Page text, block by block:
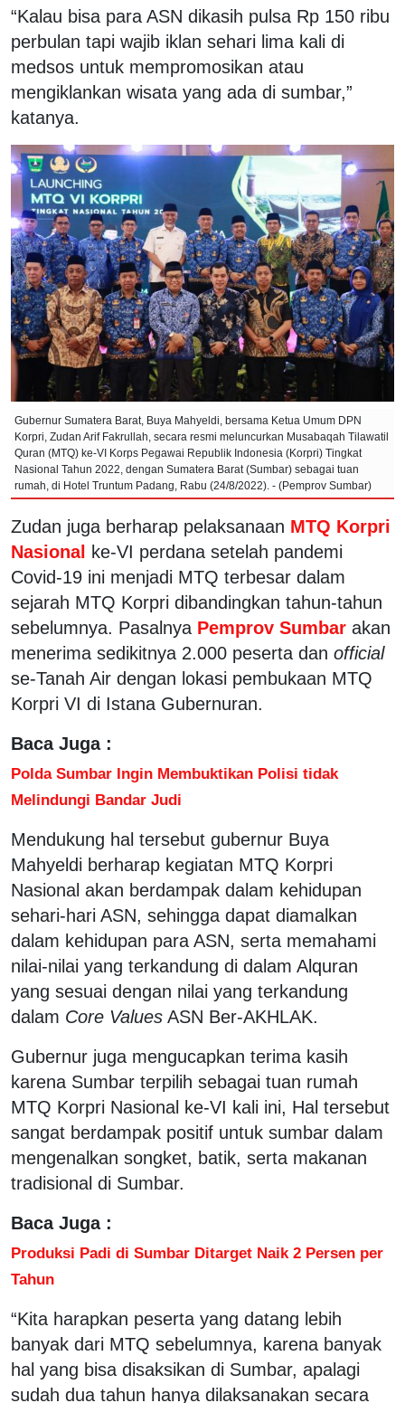
“Kalau bisa para ASN dikasih pulsa Rp 150 ribu
perbulan tapi wajib iklan sehari lima kali di
medsos untuk mempromosikan atau
mengiklankan wisata yang ada di sumbar,”
katanya.
Gubernur Sumatera Barat, Buya Mahyeldi, bersama Ketua Umum DPN
Korpri, Zudan Arif Fakrullah, secara resmi meluncurkan Musabaqah Tilawatil
Quran (MTQ) ke-VI Korps Pegawai Republik Indonesia (Korpri) Tingkat
Nasional Tahun 2022, dengan Sumatera Barat (Sumbar) sebagai tuan
rumah, di Hotel Truntum Padang, Rabu (24/8/2022). - (Pemprov Sumbar)
Zudan juga berharap pelaksanaan MTQ Korpri
Nasional
ke-VI perdana setelah pandemi
Covid-19 ini menjadi MTQ terbesar dalam
sejarah MTQ Korpri dibandingkan tahun-tahun
sebelumnya. Pasalnya Pemprov Sumbar akan
menerima sedikitnya 2.000 peserta dan official
se-Tanah Air dengan lokasi pembukaan MTQ
Korpri VI di Istana Gubernuran.
Baca Juga :
Polda Sumbar Ingin Membuktikan Polisi tidak
Melindungi Bandar Judi
Mendukung hal tersebut gubernur Buya
Mahyeldi berharap kegiatan MTQ Korpri
Nasional akan berdampak dalam kehidupan
sehari-hari ASN, sehingga dapat diamalkan
dalam kehidupan para ASN, serta memahami
nilai-nilai yang terkandung di dalam Alquran
yang sesuai dengan nilai yang terkandung
dalam Core Values ASN Ber-AKHLAK.
Gubernur juga mengucapkan terima kasih
karena Sumbar terpilih sebagai tuan rumah
MTQ Korpri Nasional ke-VI kali ini, Hal tersebut
sangat berdampak positif untuk sumbar dalam
mengenalkan songket, batik, serta makanan
tradisional di Sumbar.
Baca Juga :
Produksi Padi di Sumbar Ditarget Naik 2 Persen per
Tahun
“Kita harapkan peserta yang datang lebih
banyak dari MTQ sebelumnya, karena banyak
hal yang bisa disaksikan di Sumbar, apalagi
sudah dua tahun hanya dilaksanakan secara